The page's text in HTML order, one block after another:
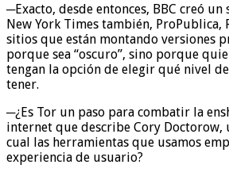
─Exacto, desde entonces, BBC creó
New York Times también,
sitios que están montando versiones
porque sea “oscuro”, sino porque
tengan la opción de elegir qué nivel
tener.
─¿Es Tor un paso para combatir la
internet que describe Cory Doctorow,
cual las herramientas que usamos
experiencia de usuario?